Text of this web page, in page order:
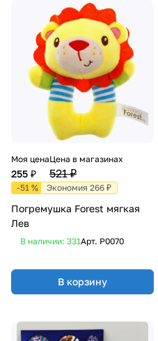
Моя цена
255 ₽
Цена в магазинах
521 ₽
-51 % Экономия 266 ₽
Погремушка Forest мягкая
Лев
В наличии: 331Арт. P0070
В корзину